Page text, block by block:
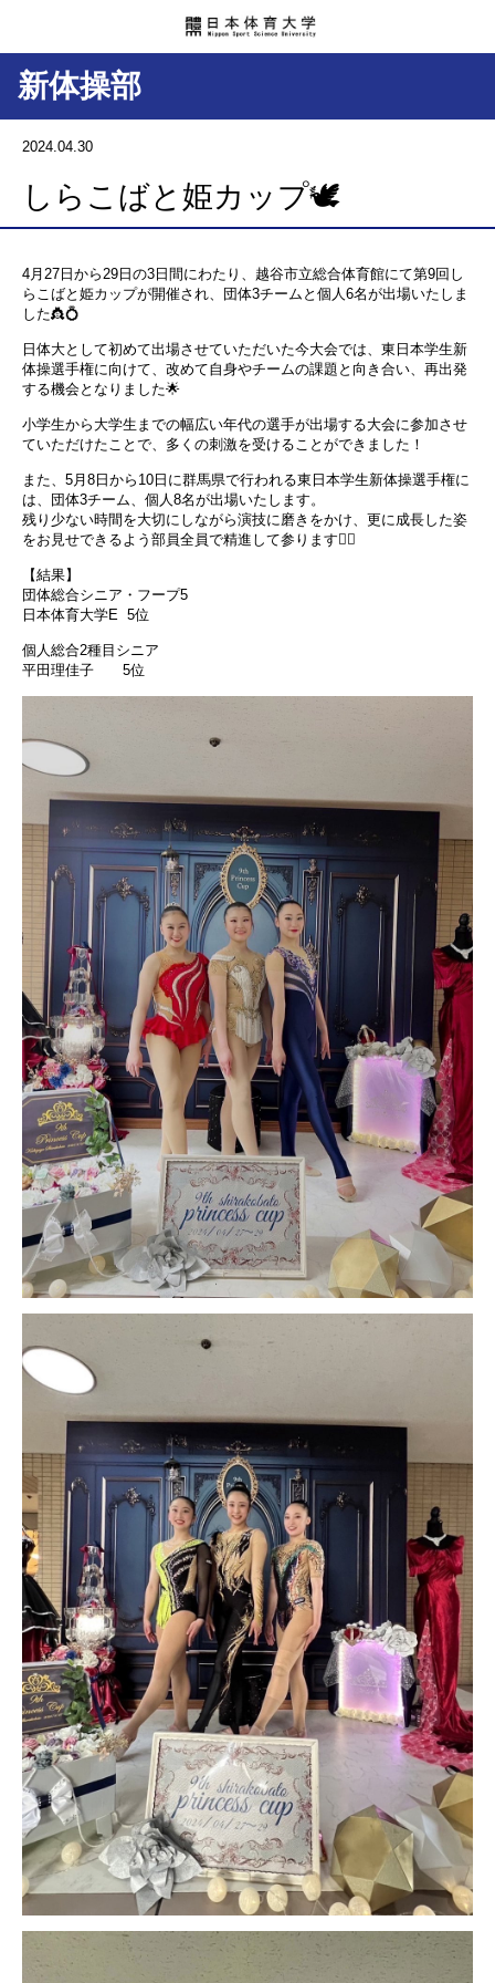
新体操部
2024.04.30
しらこばと姫カップ🕊️
4月27日から29日の3日間にわたり、越谷市立総合体育館にて第9回し
らこばと姫カップが開催され、団体3チームと個人6名が出場いたしま
した👸💍
日体大として初めて出場させていただいた今大会では、東日本学生新
体操選手権に向けて、改めて自身やチームの課題と向き合い、再出発
する機会となりました🌟
小学生から大学生までの幅広い年代の選手が出場する大会に参加させ
ていただけたことで、多くの刺激を受けることができました！
また、5月8日から10日に群馬県で行われる東日本学生新体操選手権に
は、団体3チーム、個人8名が出場いたします。
残り少ない時間を大切にしながら演技に磨きをかけ、更に成長した姿
をお見せできるよう部員全員で精進して参ります❤️‍🔥
【結果】
団体総合シニア・フープ5
日本体育大学E 5位
個人総合2種目シニア
平田理佳子 5位